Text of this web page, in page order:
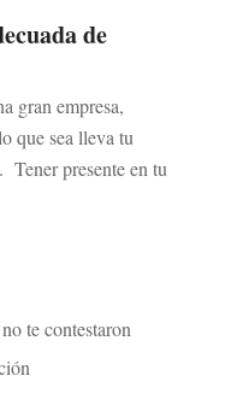
de
gran empresa,
que sea lleva tu
Tener presente en tu
te contestaron